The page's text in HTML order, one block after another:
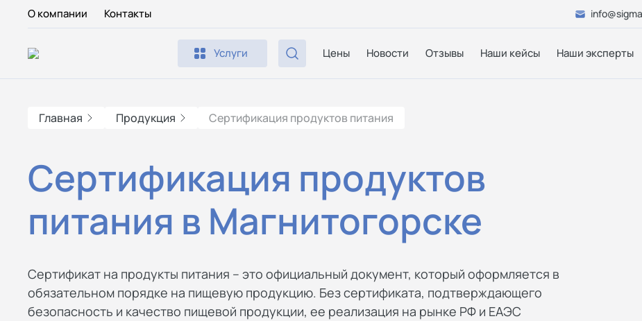
О компании Контакты
Услуги Цены Новости Отзывы Наши кейсы Наши эксперты
Главная Продукция Сертификация продуктов питания
Сертификация продуктов
питания в Магнитогорске
Сертификат на продукты питания – это официальный документ, который оформляется в
обязательном порядке на пищевую продукцию. Без сертификата, подтверждающего
безопасность и качество пищевой продукции, ее реализация на рынке РФ и ЕАЭС